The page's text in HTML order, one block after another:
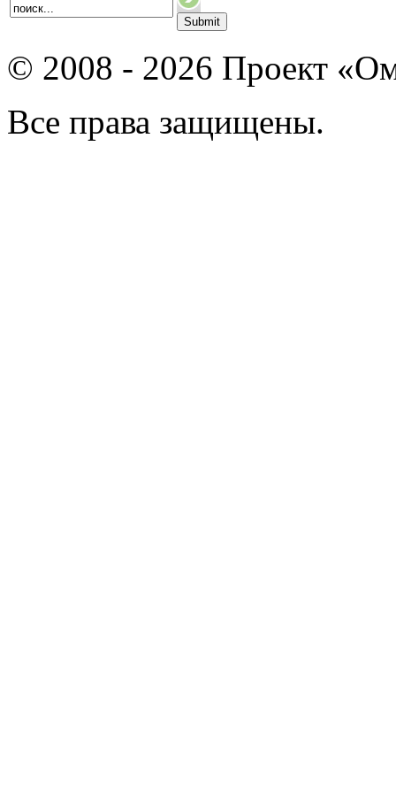
© 2008 - 2026 Проект
Все права защищены.